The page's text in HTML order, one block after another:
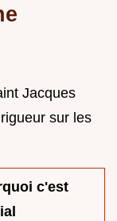
Jacques
sur les
c'est